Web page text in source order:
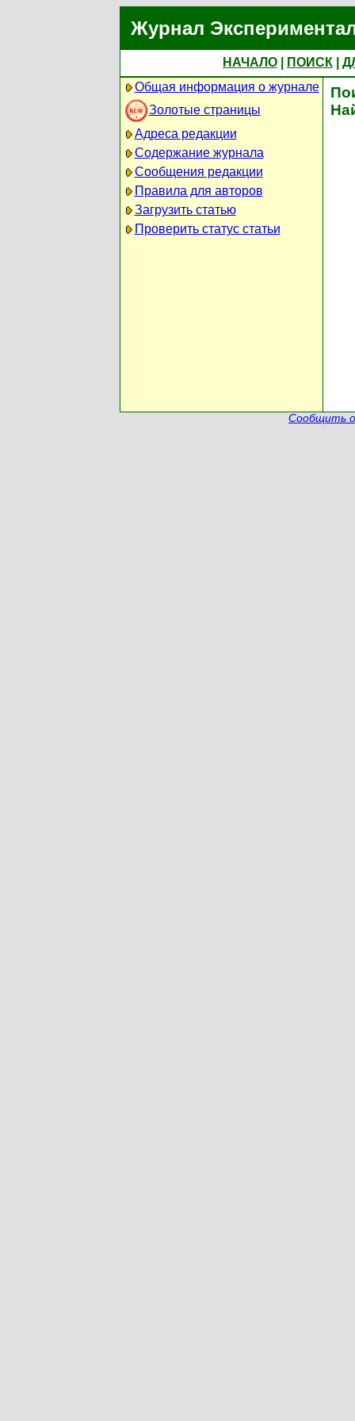
Журнал
НАЧАЛО ПОИСК
Общая информация о журнале
Золотые страницы
Адреса редакции
Содержание журнала
Сообщения редакции
Правила для авторов
Загрузить статью
Проверить статус статьи
Сообщить о